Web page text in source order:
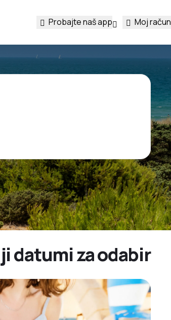
Probajte naš app Moj račun
datumi za odabir